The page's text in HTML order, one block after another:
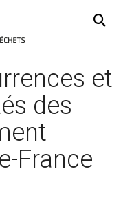
et
des
France